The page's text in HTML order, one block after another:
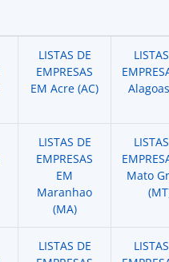
LISTAS DE
EMPRESAS
EM Acre (AC)
LISTAS DE
EMPRESAS
EM
Maranhao
(MA)
Mato
LISTAS DE